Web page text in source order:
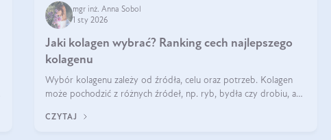
mgr inż. Anna Sobol
1 sty 2026
Jaki kolagen wybrać? Ranking cech najlepszego
kolagenu
Wybór kolagenu zależy od źródła, celu oraz potrzeb. Kolagen
może pochodzić z różnych źródeł, np. ryb, bydła czy drobiu, a
sprawdza się kolagen rybi, a dla wspierania stawów — kolagen
CZYTAJ